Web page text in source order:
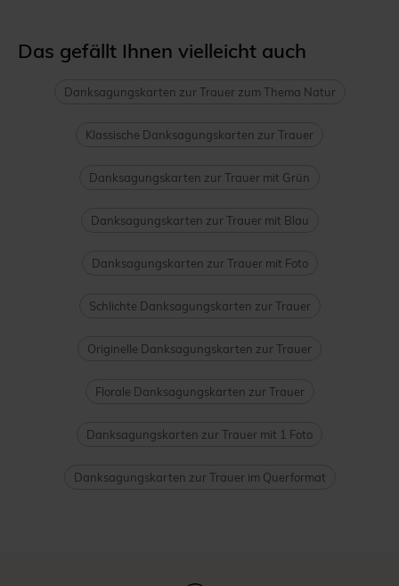
Das gefällt Ihnen vielleicht auch
Danksagungskarten zur Trauer zum Thema Natur
Klassische Danksagungskarten zur Trauer
Danksagungskarten zur Trauer mit Grün
Danksagungskarten zur Trauer mit Blau
Danksagungskarten zur Trauer mit Foto
Schlichte Danksagungskarten zur Trauer
Originelle Danksagungskarten zur Trauer
Florale Danksagungskarten zur Trauer
Danksagungskarten zur Trauer mit 1 Foto
Danksagungskarten zur Trauer im Querformat